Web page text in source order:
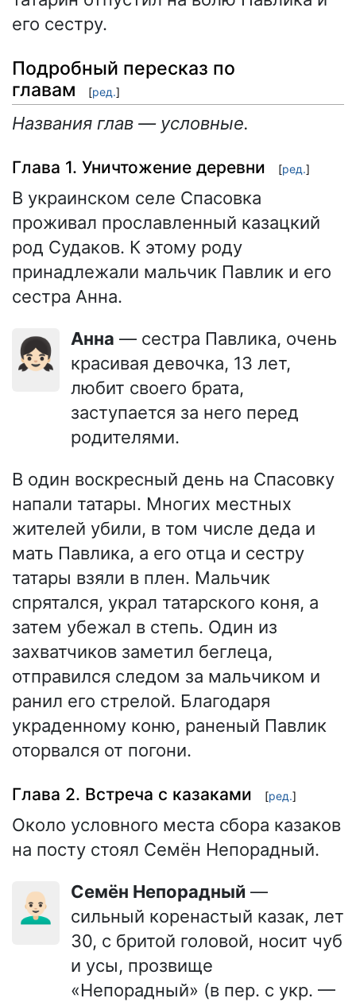
его сестру.
Подробный пересказ по
главам
[ред.]
Названия глав — условные.
Глава 1. Уничтожение деревни [ред.]
В украинском селе Спасовка
проживал прославленный казацкий
род Судаков. К этому роду
принадлежали мальчик Павлик и его
сестра Анна.
👧🏻 Анна — сестра Павлика, очень
красивая девочка, 13 лет,
любит своего брата,
заступается за него перед
родителями.
В один воскресный день на Спасовку
напали татары. Многих местных
жителей убили, в том числе деда и
мать Павлика, а его отца и сестру
татары взяли в плен. Мальчик
спрятался, украл татарского коня, а
затем убежал в степь. Один из
захватчиков заметил беглеца,
отправился следом за мальчиком и
ранил его стрелой. Благодаря
украденному коню, раненый Павлик
оторвался от погони.
Глава 2. Встреча с казаками [ред.]
Около условного места сбора казаков
на посту стоял Семён Непорадный.
👨🏻‍🦲 Семён Непорадный —
сильный коренастый казак, лет
30, с бритой головой, носит чуб
и усы, прозвище
«Непорадный» (в пер. с укр. —